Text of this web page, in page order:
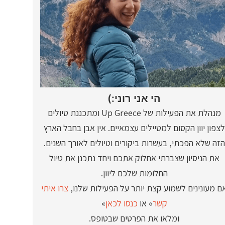
הי אני רוני:)
מנהלת את הפעילות של Up Greece ומתכננת טיולים
לצפון יוון הקסום למטיילים עצמאיים. אין אבן בחבל הארץ
הזה שלא הפכתי, בעשרות ביקורים וטיולים לאורך השנים.
את הניסיון שצברתי אחלוק אתכם ויחד נתכנן את טיול
החלומות שלכם ליוון.
מעונינים לשמוע קצת יותר על הפעילות שלנו, צרו איתי
קשר» או כנסו לכאן»
ומלאו את הפרטים שבטופס.